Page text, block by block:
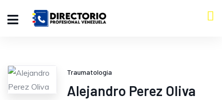
Traumatología
Alejandro Perez Oliva